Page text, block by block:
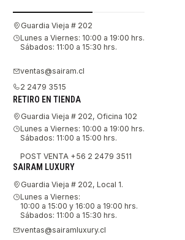
Guardia Vieja # 202
Lunes a Viernes: 10:00 a 19:00 hrs.
Sábados: 11:00 a 15:30 hrs.
ventas@sairam.cl
2 2479 3515
RETIRO EN TIENDA
Guardia Vieja # 202, Oficina 102
Lunes a Viernes: 10:00 a 19:00 hrs.
Sábados: 11:00 a 15:00 hrs.
POST VENTA +56 2 2479 3511
SAIRAM LUXURY
Guardia Vieja # 202, Local 1.
Lunes a Viernes:
10:00 a 15:00 y 16:00 a 19:00 hrs.
Sábados: 11:00 a 15:30 hrs.
ventas@sairamluxury.cl